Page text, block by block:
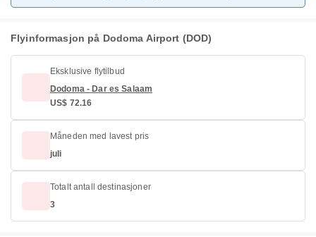
Flyinformasjon på Dodoma Airport (DOD)
Eksklusive flytilbud
Dodoma - Dar es Salaam
US$ 72.16
Måneden med lavest pris
juli
Totalt antall destinasjoner
3